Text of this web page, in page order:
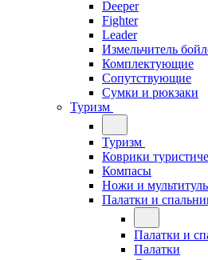
Deeper
Fighter
Leader
Измельчитель
Комплектующие
Сопутствующие
Сумки и рюкзаки
Туризм
Туризм
Коврики
Компасы
Ножи и
Палатки и
Палатки и
Палатки